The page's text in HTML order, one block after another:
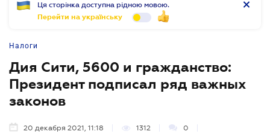
Ця сторінка доступна рідною мовою.
Перейти на українську
Налоги
Дия Сити, 5600 и гражданство:
Президент подписал ряд важных
законов
20 декабря 2021, 11:18 1312 0